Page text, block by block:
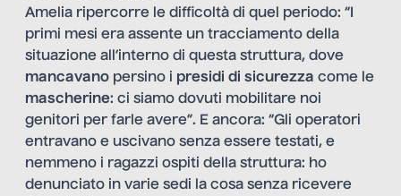
Amelia ripercorre le difficoltà di quel periodo: “I
primi mesi era assente un tracciamento della
situazione all’interno di questa struttura, dove
mancavano persino i presidi di sicurezza come le
mascherine: ci siamo dovuti mobilitare noi
genitori per farle avere”. E ancora: “Gli operatori
entravano e uscivano senza essere testati, e
nemmeno i ragazzi ospiti della struttura: ho
denunciato in varie sedi la cosa senza ricevere